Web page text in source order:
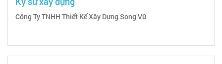
Công Ty TNHH Thiết Kế Xây Dựng Song Vũ